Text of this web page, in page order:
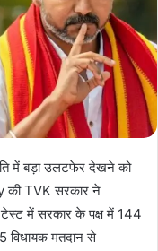
में बड़ा उलटफेर देखने को
की TVK सरकार ने
टेस्ट में सरकार के पक्ष में 144
विधायक मतदान से